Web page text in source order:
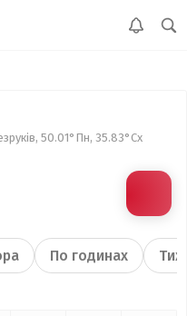
50.01°Пн, 35.83°Сх
По годинах